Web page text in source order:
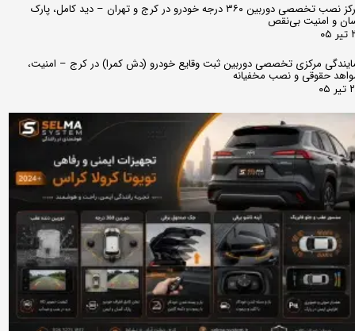
مرکز نصب تخصصی دوربین ۳۶۰ درجه خودرو در کرج و تهران – دید کامل، پارک
و امنیت بی‌نقص
مرکزی تخصصی دوربین ثبت وقایع خودرو (دش کمرا) در کرج – امنیت،
حقوقی و نصب مخفیانه